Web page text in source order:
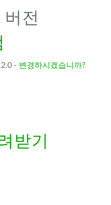
전
- 변경하시겠습니까?
받기